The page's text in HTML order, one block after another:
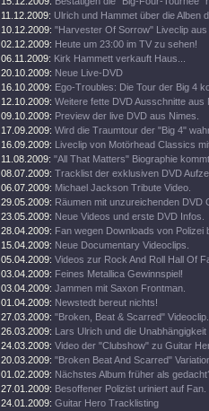
11.12.2009: Ulrich und Hammet über die Alben
10.12.2009: "Harvester Of Sorrow" Liveclip
02.12.2009: Heute um 23:00 im TV zu sehen!
06.11.2009: Kirk Hammett verkauft Haus...
20.10.2009: Neue Live-DVD
16.10.2009: Ego-Troubles: Die Tour der Big 4
12.10.2009: Weitere fette DVD Ausschnitte aus
09.10.2009: Preview der live DVD aus Nimes.
17.09.2009: Wird die Traumtour der "Big 4"
16.09.2009: Liveclip von Motörhead Classics
11.08.2009: "All That Matters" Biographie
08.07.2009: Tracklist der exklusiven DVD
06.07.2009: Michael Jackson Tribute Video.
29.05.2009: Räumen mit unzureichenden DVD
23.05.2009: Neue Videos und erste DVD Infos.
28.04.2009: Fan wegen Downloads von Polizei
15.04.2009: Neue Documentary Videoclips.
05.04.2009: Videos zur Rock And Roll Hall Of
03.04.2009: Feines Metallica Gewinnspiel!
03.04.2009: Jammen mit Saxon Frontman.
01.04.2009: Newstedt bereut nichts!
27.03.2009: "Broken, Beat & Scarred" Videoclip.
26.03.2009: Lars Ulrich und die Unabhängigkeit
24.03.2009: Video der "Clubshow" zu Guitar
20.03.2009: "Broken Beat And Scarred"
01.02.2009: Nächstes Album früher als
27.01.2009: Besoffener Polizist uriniert auf Fan.
24.01.2009: Guitar Hero Tracklisting